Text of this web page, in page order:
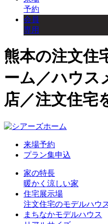
予約
会員
専用
熊本の注文住
ーム／ハウス
店／注文住宅
来場予約
プラン集申込
家の特長
暖かく涼しい家
住宅展示場
注文住宅のモデルハウ
まちなかモデルハウス